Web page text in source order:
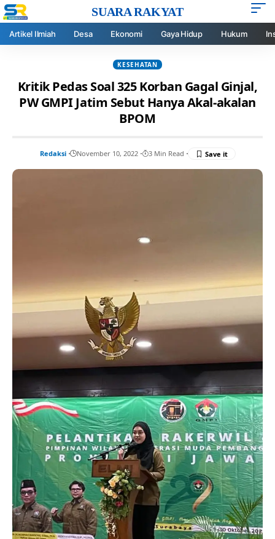
SUARA RAKYAT
Artikel Ilmiah Desa Ekonomi Gaya Hidup Hukum
KESEHATAN
Kritik Pedas Soal 325 Korban Gagal Ginjal,
PW GMPI Jatim Sebut Hanya Akal-akalan
BPOM
Redaksi November 10, 2022 3 Min Read